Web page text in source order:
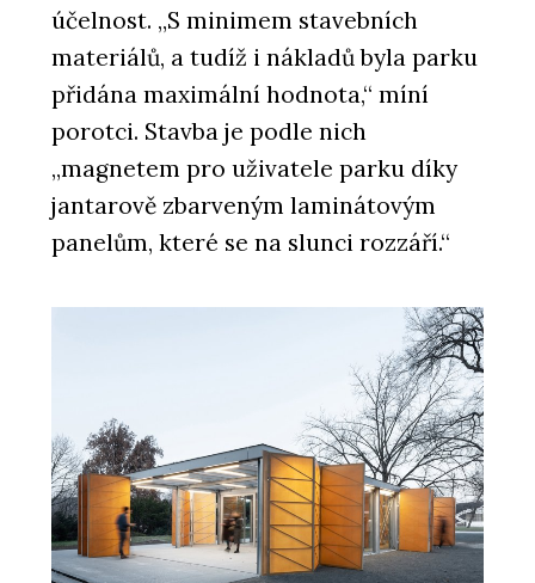
účelnost. „S minimem stavebních
materiálů, a tudíž i nákladů byla parku
přidána maximální hodnota,“ míní
porotci. Stavba je podle nich
„magnetem pro uživatele parku díky
jantarově zbarveným laminátovým
panelům, které se na slunci rozzáří.“